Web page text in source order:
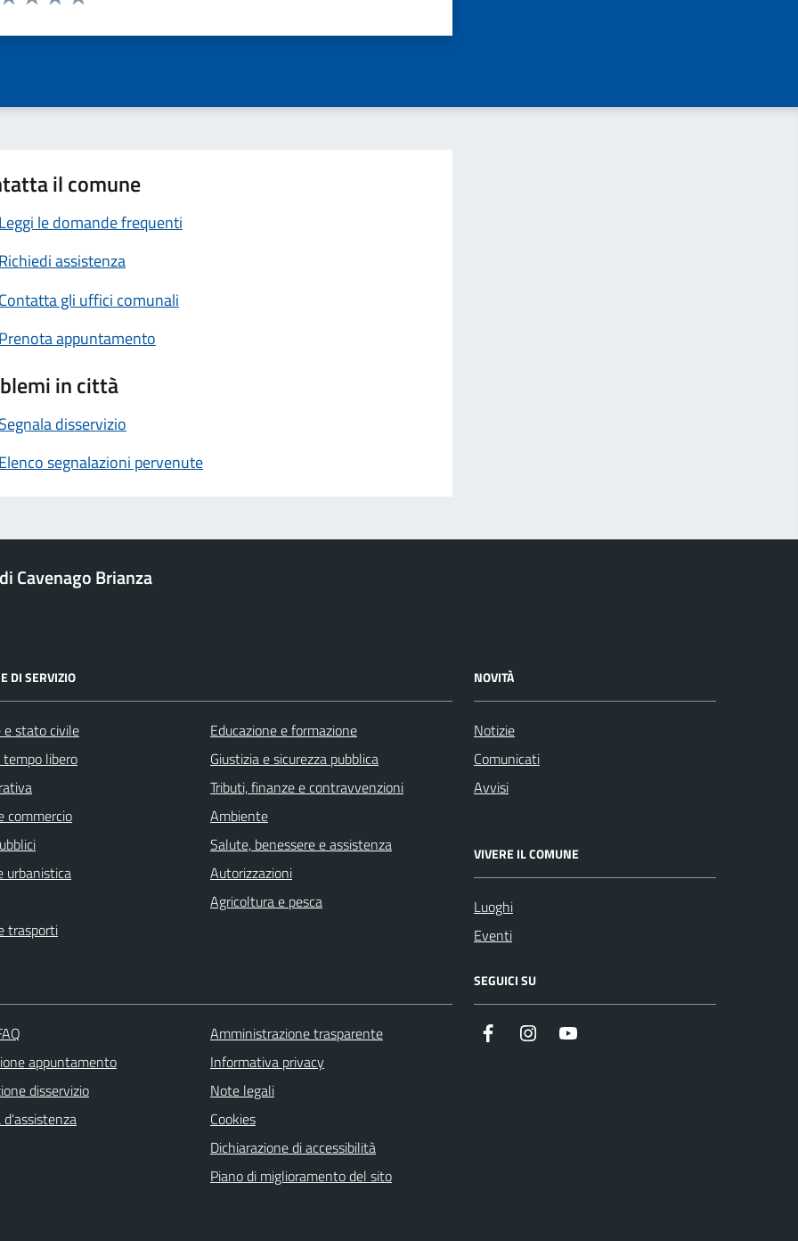
il comune
Leggi le domande frequenti
Richiedi assistenza
Contatta gli uffici comunali
Prenota appuntamento
in città
Segnala disservizio
Elenco segnalazioni pervenute
Cavenago Brianza
DI SERVIZIO
e stato civile
libero
commercio
urbanistica
trasporti
Educazione e formazione
Giustizia e sicurezza pubblica
Tributi, finanze e contravvenzioni
Ambiente
Salute, benessere e assistenza
Autorizzazioni
Agricoltura e pesca
NOVITÀ
Notizie
Comunicati
Avvisi
VIVERE IL COMUNE
Luoghi
Eventi
appuntamento
disservizio
d'assistenza
Amministrazione trasparente
Informativa privacy
Note legali
Cookies
Dichiarazione di accessibilità
Piano di miglioramento del sito
SEGUICI SU
Facebook Instagram